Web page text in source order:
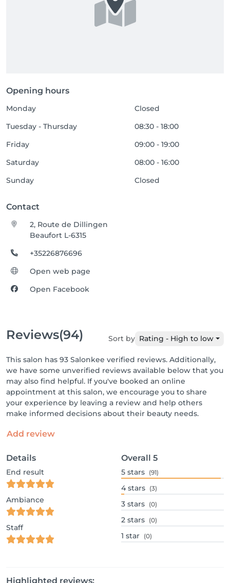
Opening hours
Monday
Closed
Tuesday - Thursday
08:30 - 18:00
Friday
09:00 - 19:00
Saturday
08:00 - 16:00
Sunday
Closed
Contact
2, Route de Dillingen
Beaufort L-6315
+35226876696
Open web page
Open Facebook
Reviews(94) Sort by Rating - High to low
This salon has 93 Salonkee verified reviews. Additionally,
we have some unverified reviews available below that you
may also find helpful. If you've booked an online
appointment at this salon, we encourage you to share
your experience by leaving a review and help others
make informed decisions about their beauty needs.
Add review
Details
End result
Ambiance
Staff
Overall 5
5 stars (91)
4 stars (3)
3 stars (0)
2 stars (0)
1 star (0)
Highlighted reviews: